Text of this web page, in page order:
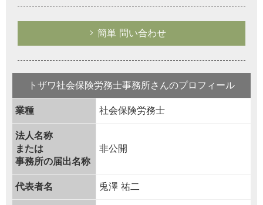
簡単 問い合わせ
トザワ社会保険労務士事務所さんのプロフィール
業種 社会保険労務士
法人名称
または
事務所の届出名称
非公開
代表者名 兎澤 祐二